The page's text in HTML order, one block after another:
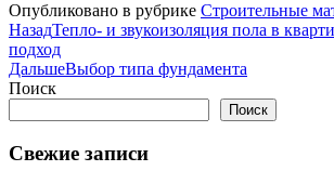
Опубликовано в рубрике Строительные
НазадТепло- и звукоизоляция пола в
подход
ДальшеВыбор типа фундамента
Поиск
Поиск
Свежие записи